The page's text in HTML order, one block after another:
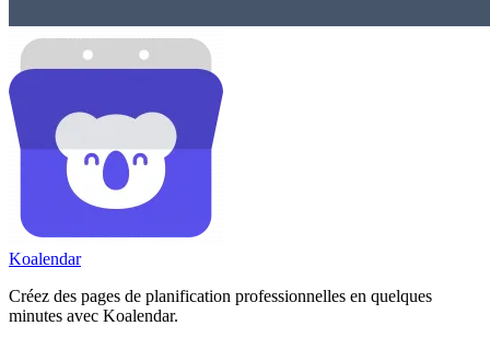
Koalendar
Créez des pages de planification professionnelles en quelques
minutes avec Koalendar.